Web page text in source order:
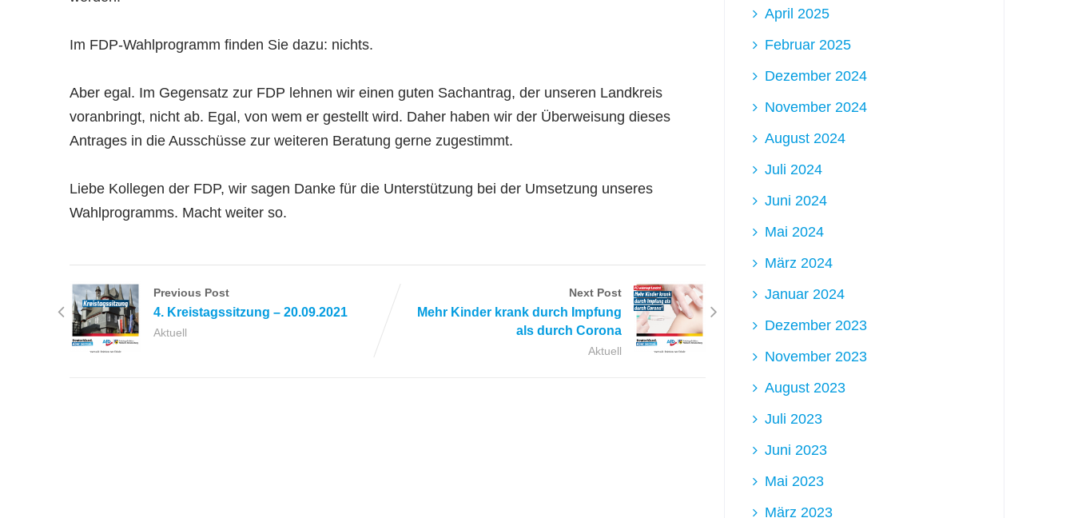
Im FDP-Wahlprogramm finden Sie dazu: nichts.
Aber egal. Im Gegensatz zur FDP lehnen wir einen guten Sachantrag, der unseren Landkreis
voranbringt, nicht ab. Egal, von wem er gestellt wird. Daher haben wir der Überweisung dieses
Antrages in die Ausschüsse zur weiteren Beratung gerne zugestimmt.
Liebe Kollegen der FDP, wir sagen Danke für die Unterstützung bei der Umsetzung unseres
Wahlprogramms. Macht weiter so.
Previous Post
4. Kreistagssitzung – 20.09.2021
Aktuell
Next Post
Mehr Kinder krank durch Impfung
als durch Corona
Aktuell
April 2025
Februar 2025
Dezember 2024
November 2024
August 2024
Juli 2024
Juni 2024
Mai 2024
März 2024
Januar 2024
Dezember 2023
November 2023
August 2023
Juli 2023
Juni 2023
Mai 2023
März 2023